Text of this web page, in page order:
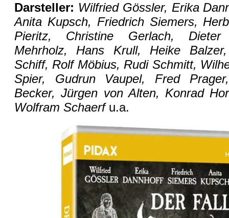
Darsteller: Wilfried Gössler, Erika
Anita Kupsch, Friedrich Siemers,
Pieritz, Christine Gerlach, Dieter
Mehrholz, Hans Krull, Heike
Schiff, Rolf Möbius, Rudi Schmitt,
Spier, Gudrun Vaupel, Fred
Becker, Jürgen von Alten, Konrad
Wolfram Schaerfu.a.